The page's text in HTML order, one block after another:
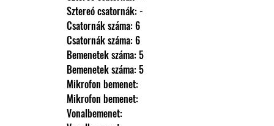
                Sztereó csatornák: -
                Csatornák száma: 6
                Csatornák száma: 6
                Bemenetek száma: 5
                Bemenetek száma: 5
                Mikrofon bemenet:
                Mikrofon bemenet:
                Vonalbemenet: